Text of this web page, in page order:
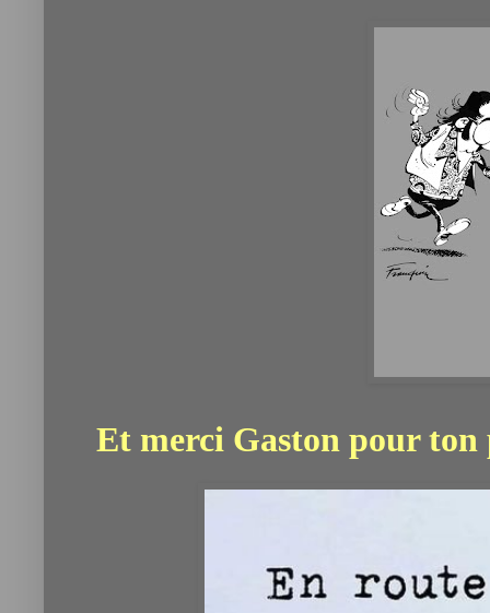
Et merci Gaston pour